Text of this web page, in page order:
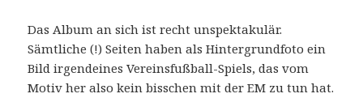
Das Album an sich ist recht unspektakulär.
Sämtliche (!) Seiten haben als Hintergrundfoto ein
Bild irgendeines Vereinsfußball-Spiels, das vom
Motiv her also kein bisschen mit der EM zu tun hat.